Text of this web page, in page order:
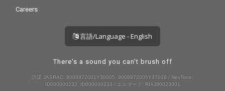
Careers
言語/Language - English
There's a sound you can't brush off
許諾 JASRAC: 9008872001Y30005, 9008872005Y37019 / NexTone:
ID000000232, ID000000233 / エルマーク: RIAJ80023001